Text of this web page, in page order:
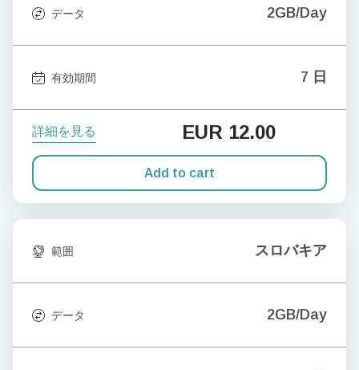
データ 2GB/Day
有効期間 7 日
詳細を見る EUR 12.00
Add to cart
範囲 スロバキア
データ 2GB/Day